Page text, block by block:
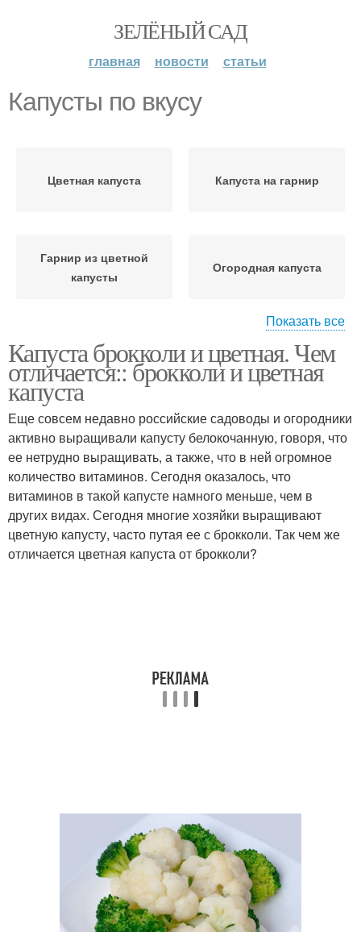
ЗЕЛЁНЫЙ САД
главная новости статьи
Капусты по вкусу
Цветная капуста Капуста на гарнир
Гарнир из цветной
капусты
Огородная капуста
Капуста в духовке
Показать все
Капуста брокколи и цветная. Чем
отличается:: брокколи и цветная
капуста
Еще совсем недавно российские садоводы и огородники
активно выращивали капусту белокочанную, говоря, что
ее нетрудно выращивать, а также, что в ней огромное
количество витаминов. Сегодня оказалось, что
витаминов в такой капусте намного меньше, чем в
других видах. Сегодня многие хозяйки выращивают
цветную капусту, часто путая ее с брокколи. Так чем же
отличается цветная капуста от брокколи?